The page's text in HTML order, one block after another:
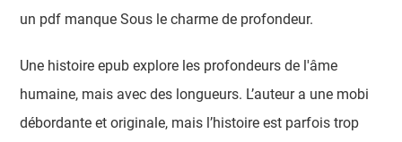
un pdf manque Sous le charme de profondeur.
Une histoire epub explore les profondeurs de l'âme
humaine, mais avec des longueurs. L’auteur a une mobi
débordante et originale, mais l’histoire est parfois trop